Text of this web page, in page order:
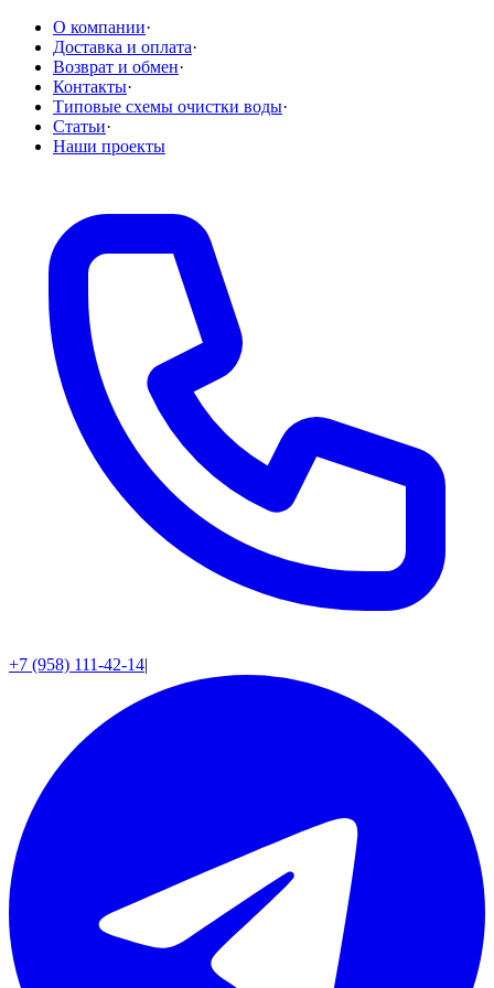
О компании·
Доставка и оплата·
Возврат и обмен·
Контакты·
Типовые схемы очистки воды·
Статьи·
Наши проекты
+7 (958) 111-42-14|